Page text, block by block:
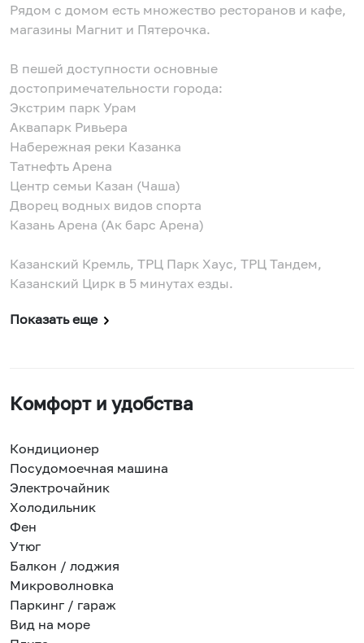
Рядом с домом есть множество ресторанов и кафе,
магазины Магнит и Пятерочка.
В пешей доступности основные
достопримечательности города:
Экстрим парк Урам
Аквапарк Ривьера
Набережная реки Казанка
Татнефть Арена
Центр семьи Казан (Чаша)
Дворец водных видов спорта
Казань Арена (Ак барс Арена)
Казанский Кремль, ТРЦ Парк Хаус, ТРЦ Тандем,
Казанский Цирк в 5 минутах езды.
Показать еще
Комфорт и удобства
Кондиционер
Посудомоечная машина
Электрочайник
Холодильник
Фен
Утюг
Балкон / лоджия
Микроволновка
Паркинг / гараж
Вид на море